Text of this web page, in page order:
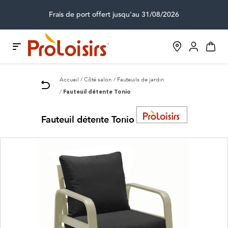
Frais de port offert jusqu'au 31/08/2026
Accueil Côté salon Fauteuils de jardin
Fauteuil détente Tonio
Fauteuil détente Tonio